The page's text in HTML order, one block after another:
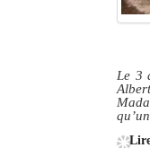
Le 3